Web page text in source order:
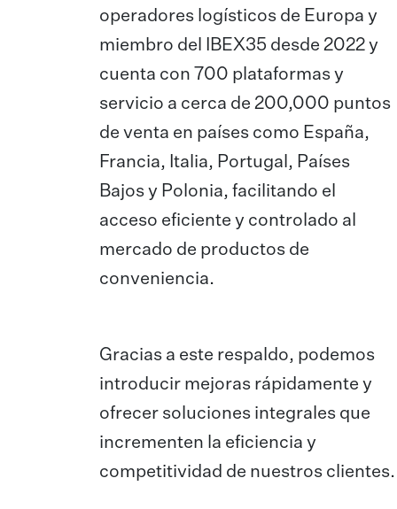
operadores logísticos de Europa y
miembro del IBEX35 desde 2022 y
cuenta con 700 plataformas y
servicio a cerca de 200,000 puntos
de venta en países como España,
Francia, Italia, Portugal, Países
Bajos y Polonia, facilitando el
acceso eficiente y controlado al
mercado de productos de
conveniencia.
Gracias a este respaldo, podemos
introducir mejoras rápidamente y
ofrecer soluciones integrales que
incrementen la eficiencia y
competitividad de nuestros clientes.